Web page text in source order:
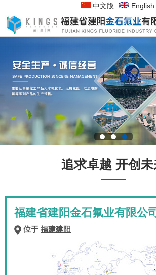
中文版 English
追求卓越 开创未
福建省建阳金石氟业有限公司
位于 福建建阳